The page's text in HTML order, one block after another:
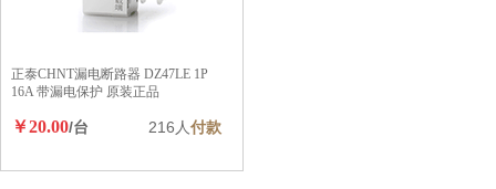
正泰CHNT漏电断路器 DZ47LE 1P
16A 带漏电保护 原装正品
￥20.00/台 216人付款